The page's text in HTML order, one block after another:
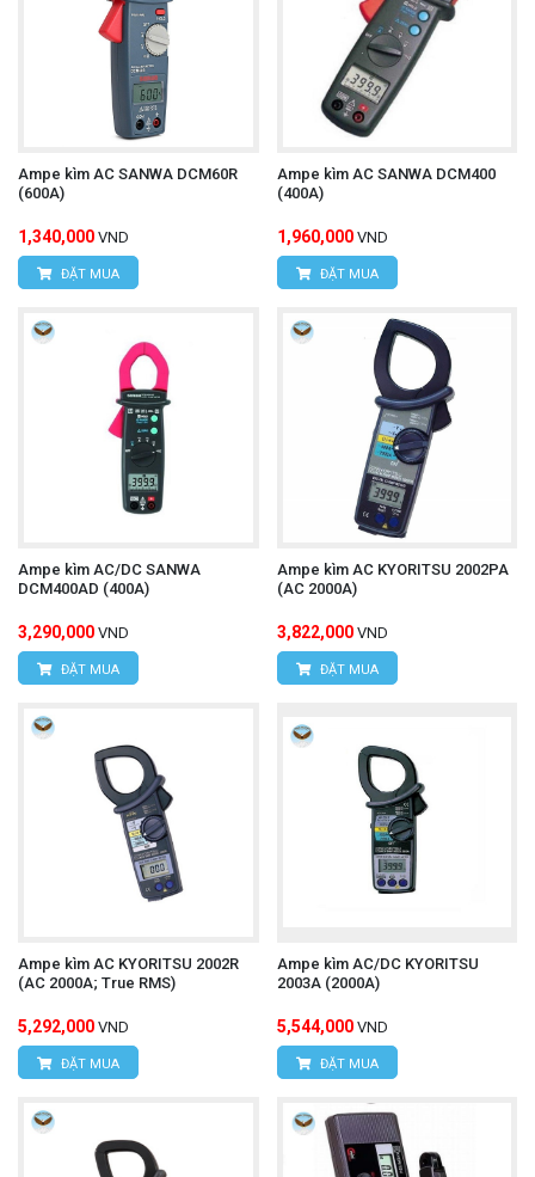
Ampe kìm AC SANWA DCM60R
(600A)
1,340,000 VND
ĐẶT MUA
Ampe kìm AC SANWA DCM400
(400A)
1,960,000 VND
ĐẶT MUA
Ampe kìm AC/DC SANWA
DCM400AD (400A)
3,290,000 VND
ĐẶT MUA
Ampe kìm AC KYORITSU 2002PA
(AC 2000A)
3,822,000 VND
ĐẶT MUA
Ampe kìm AC KYORITSU 2002R
(AC 2000A; True RMS)
5,292,000 VND
ĐẶT MUA
Ampe kìm AC/DC KYORITSU
2003A (2000A)
5,544,000 VND
ĐẶT MUA